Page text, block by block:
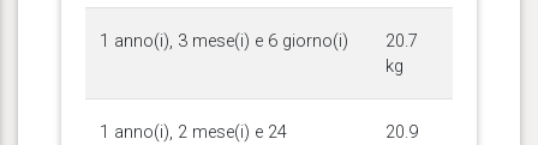
1 anno(i), 3 mese(i) e 6 giorno(i)
20.7
kg
1 anno(i), 2 mese(i) e 24
20.9